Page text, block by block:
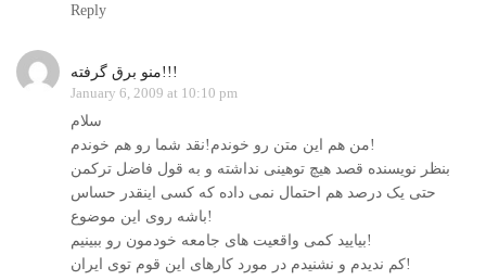
Reply
منو برق گرفته!!!
January 6, 2009 at 10:10 pm
سلام
من هم این متن رو خوندم!نقد شما رو هم خوندم!
بنظر نویسنده قصد هیچ توهینی نداشته و به قول فاضل ترکمن
حتی یک درصد هم احتمال نمی داده که کسی اینقدر حساس
باشه روی این موضوع!
بیایید کمی واقعیت های جامعه خودمون رو ببینیم!
کم ندیدم و نشنیدم در مورد کارهای این قوم توی ایران!